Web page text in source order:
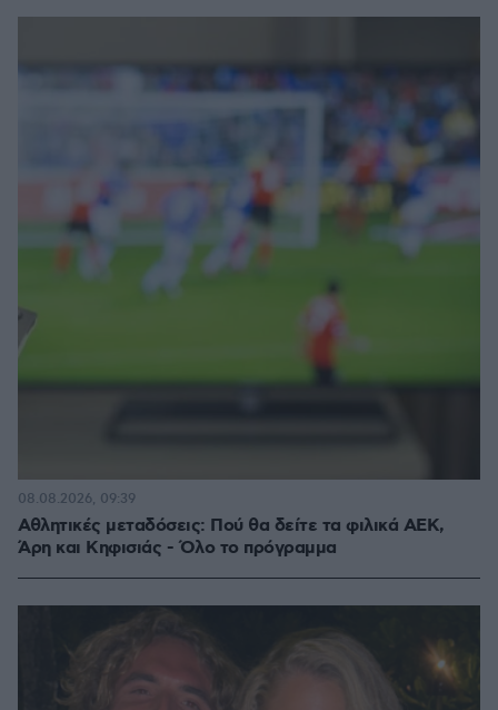
Αθλητικές μεταδόσεις: Πού θα δείτε τα φιλικά ΑΕΚ,
Άρη και Κηφισιάς - Όλο το πρόγραμμα
08.08.2026, 09:39